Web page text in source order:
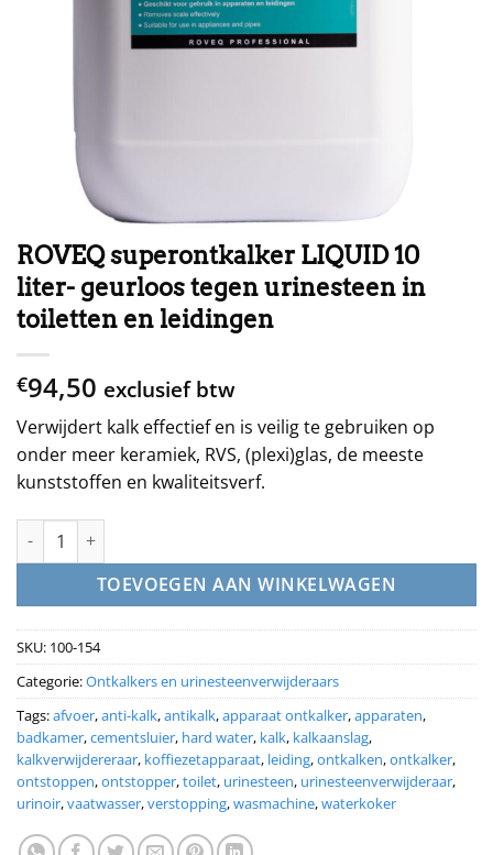
ROVEQ superontkalker LIQUID 10
liter- geurloos tegen urinesteen in
toiletten en leidingen
€94,50 exclusief btw
Verwijdert kalk effectief en is veilig te gebruiken op
onder meer keramiek, RVS, (plexi)glas, de meeste
kunststoffen en kwaliteitsverf.
ROVEQ superontkalker LIQUID 10 liter- geurloos tegen
TOEVOEGEN AAN WINKELWAGEN
SKU: 100-154
Categorie:Ontkalkers en urinesteenverwijderaars
Tags:afvoer,anti-kalk,antikalk,apparaat ontkalker,apparaten,
badkamer,cementsluier, hard water, kalk, kalkaanslag,
kalkverwijdereraar, koffiezetapparaat, leiding,ontkalken,ontkalker,
ontstoppen,ontstopper,toilet, urinesteen, urinesteenverwijderaar,
urinoir,vaatwasser,verstopping,wasmachine,waterkoker